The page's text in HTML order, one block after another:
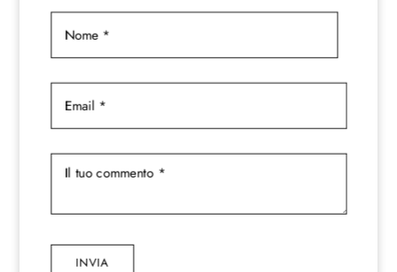
INVIA